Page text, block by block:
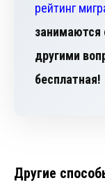
рейтинг
другими
бесплатная!
Другие